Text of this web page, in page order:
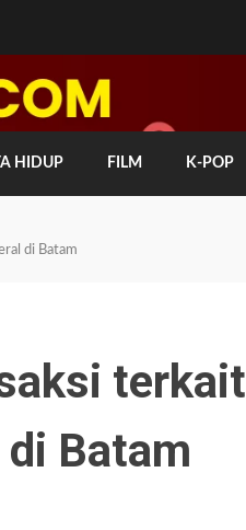
HIDUP FILM K-POP
di Batam
terkait
di Batam